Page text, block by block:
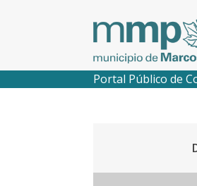
Portal Público de